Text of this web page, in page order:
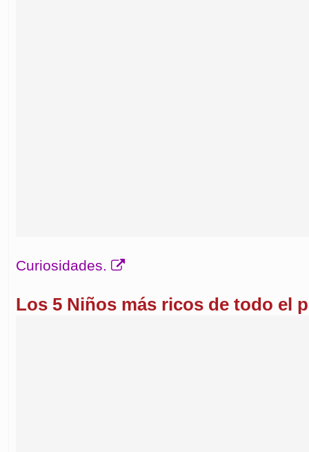
Curiosidades.
Los 5 Niños más ricos de todo el